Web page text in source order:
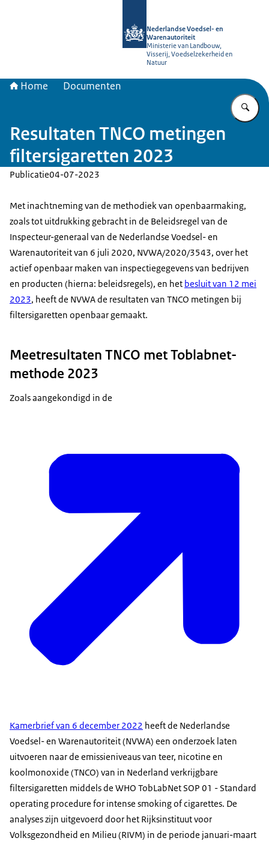
Nederlandse Voedsel- en
Warenautoriteit
Ministerie van Landbouw,
Visserij, Voedselzekerheid en
Natuur
Home Documenten
Resultaten TNCO metingen
filtersigaretten 2023
Publicatie04-07-2023
Met inachtneming van de methodiek van openbaarmaking,
zoals tot uitdrukking gebracht in de Beleidsregel van de
Inspecteur-generaal van de Nederlandse Voedsel- en
Warenautoriteit van 6 juli 2020, NVWA/2020/3543, over het
actief openbaar maken van inspectiegegevens van bedrijven
en producten (hierna: beleidsregels), en het besluit van 12 mei
2023, heeft de NVWA de resultaten van TNCO metingen bij
filtersigaretten openbaar gemaakt.
Meetresultaten TNCO met Toblabnet-
methode 2023
Zoals aangekondigd in de
Kamerbrief van 6 december 2022 heeft de Nederlandse
Voedsel- en Warenautoriteit (NVWA) een onderzoek laten
uitvoeren naar de emissieniveaus van teer, nicotine en
koolmonoxide (TNCO) van in Nederland verkrijgbare
filtersigaretten middels de WHO TobLabNet SOP 01 - Standard
operating procedure for intense smoking of cigarettes. De
analyses zijn uitgevoerd door het Rijksinstituut voor
Volksgezondheid en Milieu (RIVM) in de periode januari-maart